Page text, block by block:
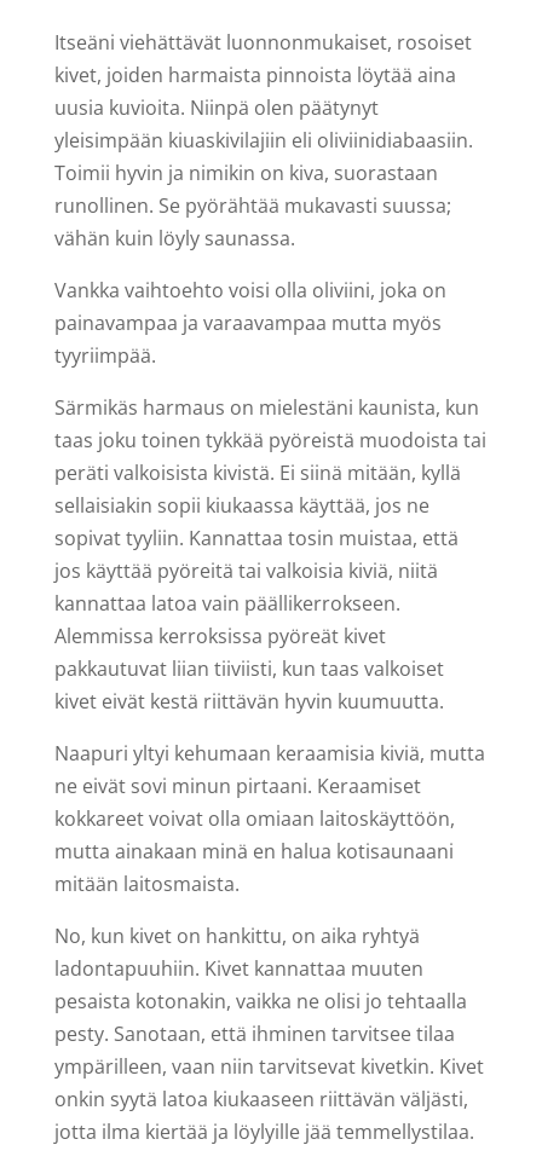
Itseäni viehättävät luonnonmukaiset, rosoiset
kivet, joiden harmaista pinnoista löytää aina
uusia kuvioita. Niinpä olen päätynyt
yleisimpään kiuaskivilajiin eli oliviinidiabaasiin.
Toimii hyvin ja nimikin on kiva, suorastaan
runollinen. Se pyörähtää mukavasti suussa;
vähän kuin löyly saunassa.
Vankka vaihtoehto voisi olla oliviini, joka on
painavampaa ja varaavampaa mutta myös
tyyriimpää.
Särmikäs harmaus on mielestäni kaunista, kun
taas joku toinen tykkää pyöreistä muodoista tai
peräti valkoisista kivistä. Ei siinä mitään, kyllä
sellaisiakin sopii kiukaassa käyttää, jos ne
sopivat tyyliin. Kannattaa tosin muistaa, että
jos käyttää pyöreitä tai valkoisia kiviä, niitä
kannattaa latoa vain päällikerrokseen.
Alemmissa kerroksissa pyöreät kivet
pakkautuvat liian tiiviisti, kun taas valkoiset
kivet eivät kestä riittävän hyvin kuumuutta.
Naapuri yltyi kehumaan keraamisia kiviä, mutta
ne eivät sovi minun pirtaani. Keraamiset
kokkareet voivat olla omiaan laitoskäyttöön,
mutta ainakaan minä en halua kotisaunaani
mitään laitosmaista.
No, kun kivet on hankittu, on aika ryhtyä
ladontapuuhiin. Kivet kannattaa muuten
pesaista kotonakin, vaikka ne olisi jo tehtaalla
pesty. Sanotaan, että ihminen tarvitsee tilaa
ympärilleen, vaan niin tarvitsevat kivetkin. Kivet
onkin syytä latoa kiukaaseen riittävän väljästi,
jotta ilma kiertää ja löylyille jää temmellystilaa.